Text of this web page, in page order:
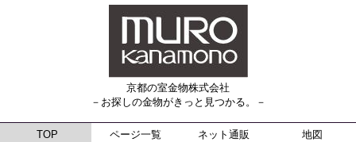
京都の室金物株式会社
－お探しの金物がきっと見つかる。－
TOP ページ一覧 ネット通販 地図